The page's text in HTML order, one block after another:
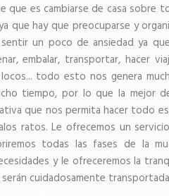
que es cambiarse de casa sobre
que hay que preocuparse y
un poco de ansiedad ya
embalar, transportar, hacer
todo esto nos genera
tiempo, por lo que la mejor
que nos permita hacer todo
ratos. Le ofrecemos un
todas las fases de la
y le ofreceremos la
cuidadosamente